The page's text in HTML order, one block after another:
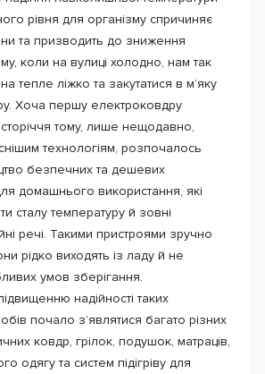
рівня для організму спричиняє
та призводить до зниження
коли на вулиці холодно, нам так
тепле ліжко та закутатися в м’яку
Хоча першу електроковдру
тому, лише нещодавно,
технологіям, розпочалось
безпечних та дешевих
домашнього використання, які
сталу температуру й зовні
речі. Такими пристроями зручно
рідко виходять із ладу й не
умов зберігання.
надійності таких
почало з’являтися багато різних
ковдр, грілок, подушок, матраців,
одягу та систем підігріву для